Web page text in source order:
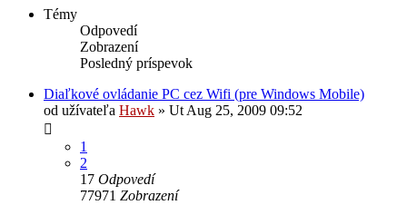
Témy
Odpovedí
Zobrazení
Posledný príspevok
Diaľkové ovládanie PC cez Wifi (pre Windows Mobile)
od užívateľa Hawk » Ut Aug 25, 2009 09:52
1
2
17 Odpovedí
77971 Zobrazení